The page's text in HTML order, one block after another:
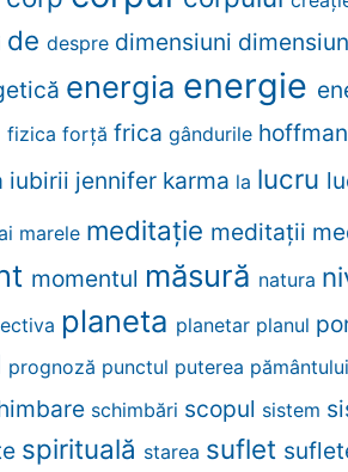
dedespre dimensiuni
energia energie
fizicaforțăfricagândurile hoffman
iubirii jennifer karma la lucru
marele meditaţie meditaţii
momentul măsură natura
planeta planetar planul
prognoză punctul puterea pământului
schimbări scopul sistem
spirituală starea suflet